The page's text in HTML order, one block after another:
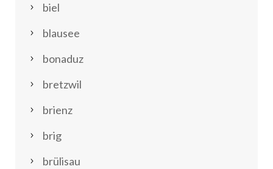
biel
blausee
bonaduz
bretzwil
brienz
brig
brülisau